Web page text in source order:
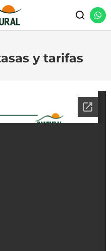
y tarifas